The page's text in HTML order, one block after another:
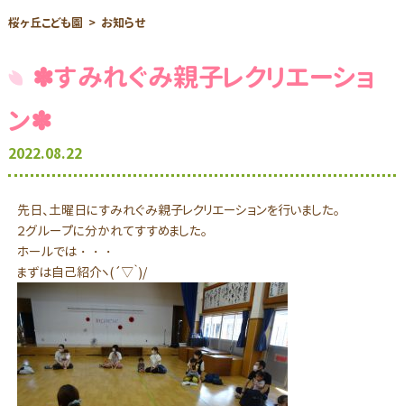
桜ヶ丘こども園 お知らせ
✽すみれぐみ親子レクリエーショ
ン✽
2022.08.22
先日、土曜日にすみれぐみ親子レクリエーションを行いました。
２グループに分かれてすすめました。
ホールでは・・・
まずは自己紹介ヽ(´▽｀)/